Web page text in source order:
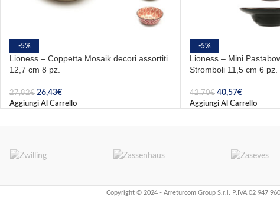
-5%
Lioness – Coppetta Mosaik decori assortiti
12,7 cm 8 pz.
27,82€ 26,43€
Aggiungi Al Carrello
-5%
Lioness – Mini
Stromboli 11,5 cm 6 pz.
42,70€ 40,57€
Aggiungi Al Carrello
Copyright © 2024 - Arreturcom Group S.r.l. P.IVA 02 947